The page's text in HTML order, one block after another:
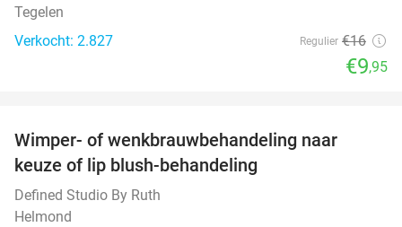
Tegelen
Verkocht: 2.827
Regulier €16
€9,95
Wimper- of wenkbrauwbehandeling naar
keuze of lip blush-behandeling
Defined Studio By Ruth
Helmond